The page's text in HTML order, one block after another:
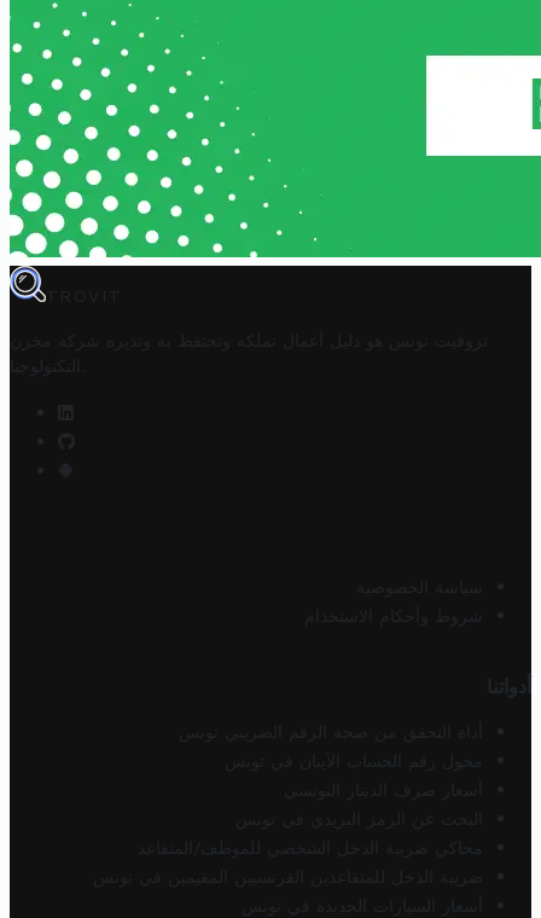
TROVIT
تروفيت تونس هو دليل أعمال تملكه وتحتفظ به وتديره
شركة مخزن
التكنولوجيا
سياسة الخصوصية
شروط وأحكام الاستخدام
أدواتنا
أداة التحقق من صحة الرقم الضريبي تونس
محول رقم الحساب الآيبان في تونس
أسعار صرف الدينار التونسي
البحث عن الرمز البريدي في تونس
محاكي ضريبة الدخل الشخصي للموظف/المتقاعد
ضريبة الدخل للمتقاعدين الفرنسيين المقيمين في تونس
أسعار السيارات الجديدة في تونس